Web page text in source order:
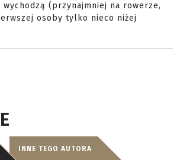
wychodzą (przynajmniej na rowerze,
osoby tylko nieco niżej
INNE TEGO AUTORA